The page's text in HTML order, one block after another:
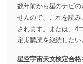
送信する場
設定してい
個人情報保護マネ
じて、個人情報保
数年前から星のナビ
せんので、これを読
されます。または、4
定期購読を継続したい
星空宇宙天文検定合格